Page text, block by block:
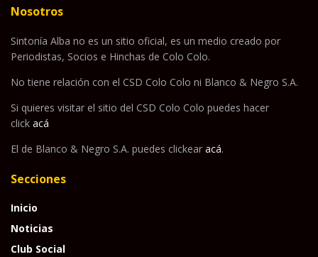
Nosotros
Sintonía Alba no es un sitio oficial, es un medio creado por
Periodistas, Socios e Hinchas de Colo Colo.
No tiene relación con el CSD Colo Colo ni Blanco & Negro S.A.
Si quieres visitar el sitio del CSD Colo Colo puedes hacer
click acá
El de Blanco & Negro S.A. puedes clickear acá.
Secciones
Inicio
Noticias
Club Social